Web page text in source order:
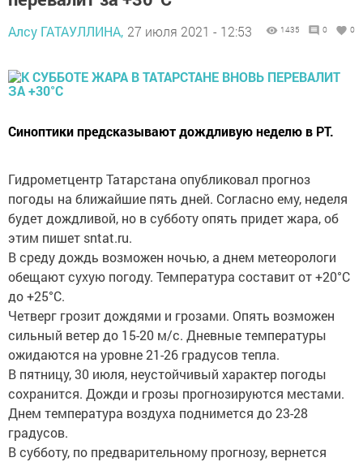
Алсу ГАТАУЛЛИНА, 27 июля 2021 - 12:53 1435 0 0
Синоптики предсказывают дождливую неделю в РТ.
Гидрометцентр Татарстана опубликовал прогноз
погоды на ближайшие пять дней. Согласно ему, неделя
будет дождливой, но в субботу опять придет жара, об
этим пишет sntat.ru.
В среду дождь возможен ночью, а днем метеорологи
обещают сухую погоду. Температура составит от +20°С
до +25°С.
Четверг грозит дождями и грозами. Опять возможен
сильный ветер до 15-20 м/с. Дневные температуры
ожидаются на уровне 21-26 градусов тепла.
В пятницу, 30 июля, неустойчивый характер погоды
сохранится. Дожди и грозы прогнозируются местами.
Днем температура воздуха поднимется до 23-28
градусов.
В субботу, по предварительному прогнозу, вернется